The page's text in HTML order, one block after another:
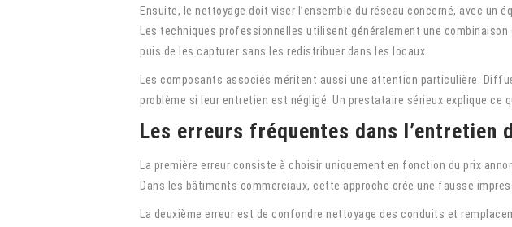
Ensuite, le nettoyage doit viser l’ensemble du réseau concerné, avec
Les techniques professionnelles utilisent généralement une
puis de les capturer sans les redistribuer dans les locaux.
Les composants associés méritent aussi une attention particulière.
problème si leur entretien est négligé. Un prestataire sérieux explique ce
Les erreurs fréquentes dans l’entretien
La première erreur consiste à choisir uniquement en fonction du prix
Dans les bâtiments commerciaux, cette approche crée une fausse
La deuxième erreur est de confondre nettoyage des conduits et